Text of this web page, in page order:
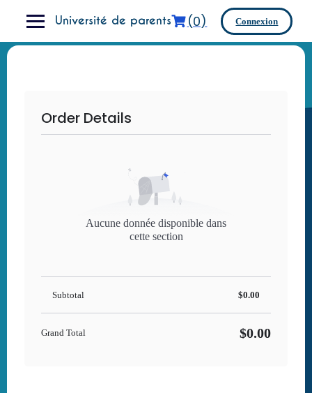
Université de parents (0) Connexion
Order Details
Aucune donnée disponible dans
cette section
Subtotal $0.00
Grand Total $0.00